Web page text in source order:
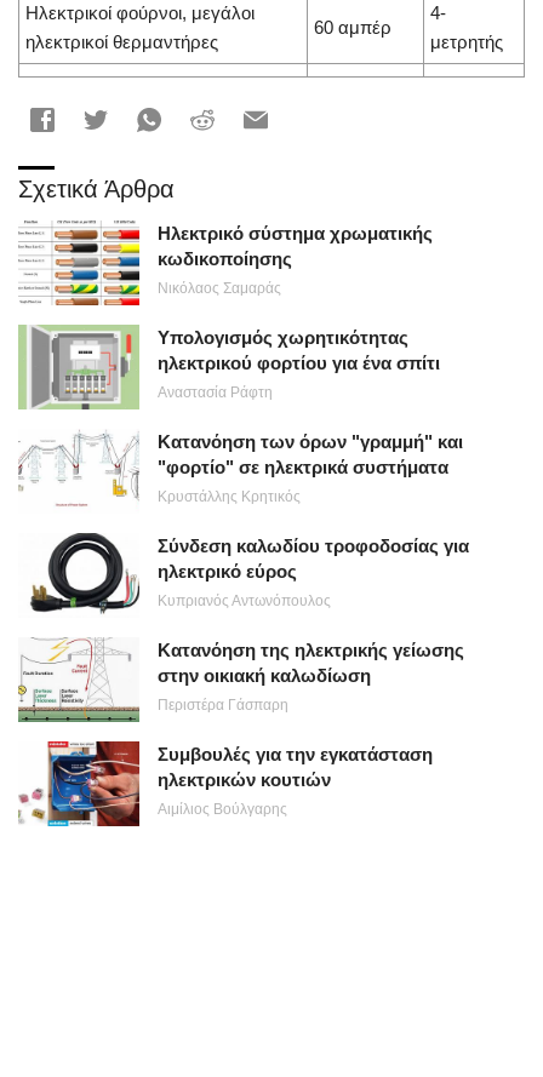
Ηλεκτρικοί φούρνοι, μεγάλοι
ηλεκτρικοί θερμαντήρες
60 αμπέρ
4-
μετρητής
Σχετικά Άρθρα
Ηλεκτρικό σύστημα χρωματικής
κωδικοποίησης
Νικόλαος Σαμαράς
Υπολογισμός χωρητικότητας
ηλεκτρικού φορτίου για ένα σπίτι
Αναστασία Ράφτη
Κατανόηση των όρων "γραμμή" και
"φορτίο" σε ηλεκτρικά συστήματα
Κρυστάλλης Κρητικός
Σύνδεση καλωδίου τροφοδοσίας για
ηλεκτρικό εύρος
Κυπριανός Αντωνόπουλος
Κατανόηση της ηλεκτρικής γείωσης
στην οικιακή καλωδίωση
Περιστέρα Γάσπαρη
Συμβουλές για την εγκατάσταση
ηλεκτρικών κουτιών
Αιμίλιος Βούλγαρης